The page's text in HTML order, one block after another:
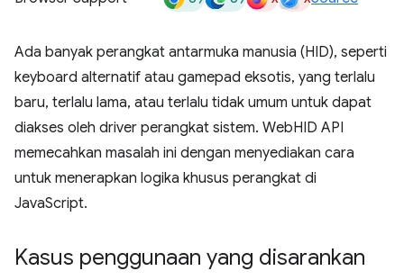
Ada banyak perangkat antarmuka manusia (HID), seperti
keyboard alternatif atau gamepad eksotis, yang terlalu
baru, terlalu lama, atau terlalu tidak umum untuk dapat
diakses oleh driver perangkat sistem. WebHID API
memecahkan masalah ini dengan menyediakan cara
untuk menerapkan logika khusus perangkat di
JavaScript.
Kasus penggunaan yang disarankan